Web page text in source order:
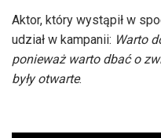
Aktor, który wystąpił w
udział w kampanii: Warto
ponieważ warto dbać o
były otwarte.